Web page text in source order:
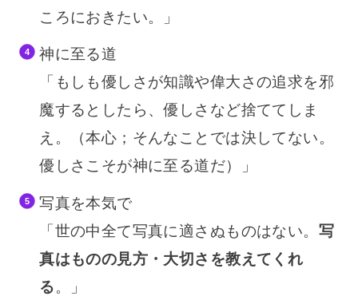
ころにおきたい。」
神に至る道
「もしも優しさが知識や偉大さの追求を邪
魔するとしたら、優しさなど捨ててしま
え。（本心；そんなことでは決してない。
優しさこそが神に至る道だ）」
写真を本気で
「世の中全て写真に適さぬものはない。 写
真はものの見方・大切さを教えてくれ
る。」